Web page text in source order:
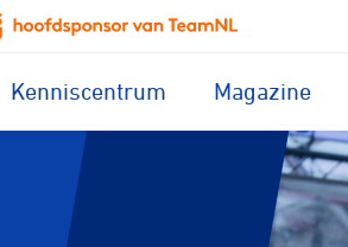
Kenniscentrum Magazine